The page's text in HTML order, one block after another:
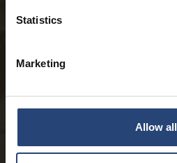
Statistics
Marketing
Allow all